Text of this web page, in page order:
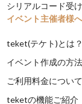
シリアルコード受
イベント主催者様へ
teket(テケト)とは？
イベント作成の方法
ご利用料金について
teketの機能ご紹介